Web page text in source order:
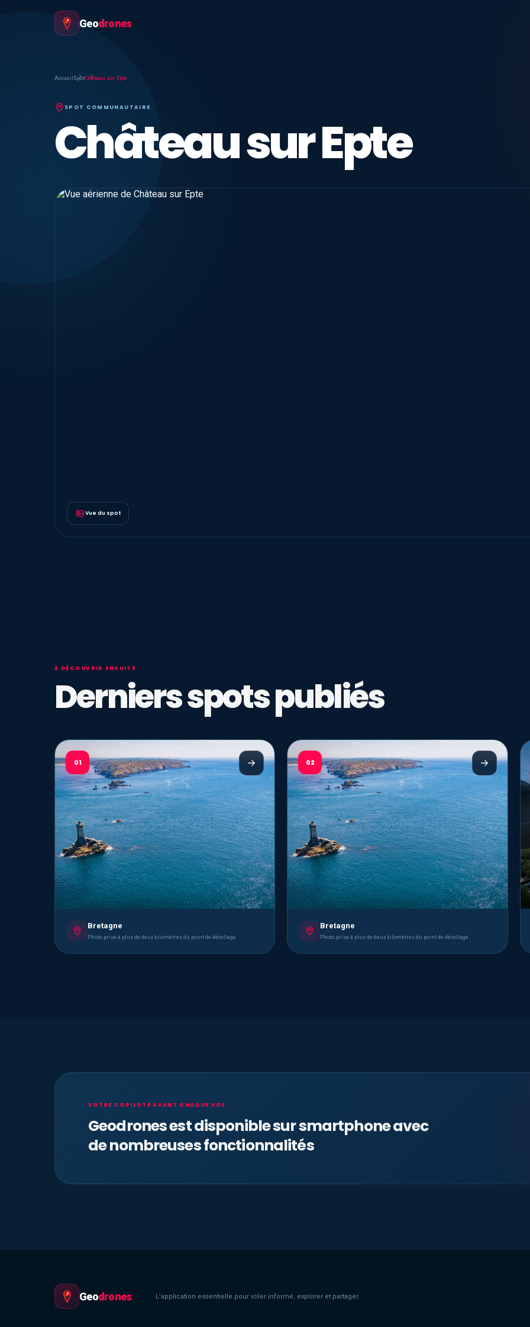
Geodrones
Accueil SpotChâteau sur Epte
SPOT COMMUNAUTAIRE
Château sur Epte
Vue du spot
À DÉCOUVRIR ENSUITE
Derniers spots publiés
01
Bretagne
Photo prise à plus de deux kilomètres du point de décollage
02
Bretagne
Photo prise à plus de deux kilomètres du point de décollage
VOTRE COPILOTE AVANT CHAQUE VOL
Geodrones est disponible sur smartphone avec
de nombreuses fonctionnalités
Geodrones L’application essentielle pour voler informé, explorer et partager.